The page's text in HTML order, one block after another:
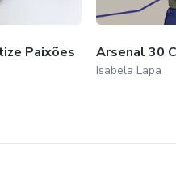
Paixões Arsenal 30
Isabela Lapa